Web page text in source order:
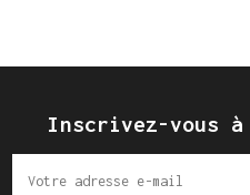
Inscrivez-vous